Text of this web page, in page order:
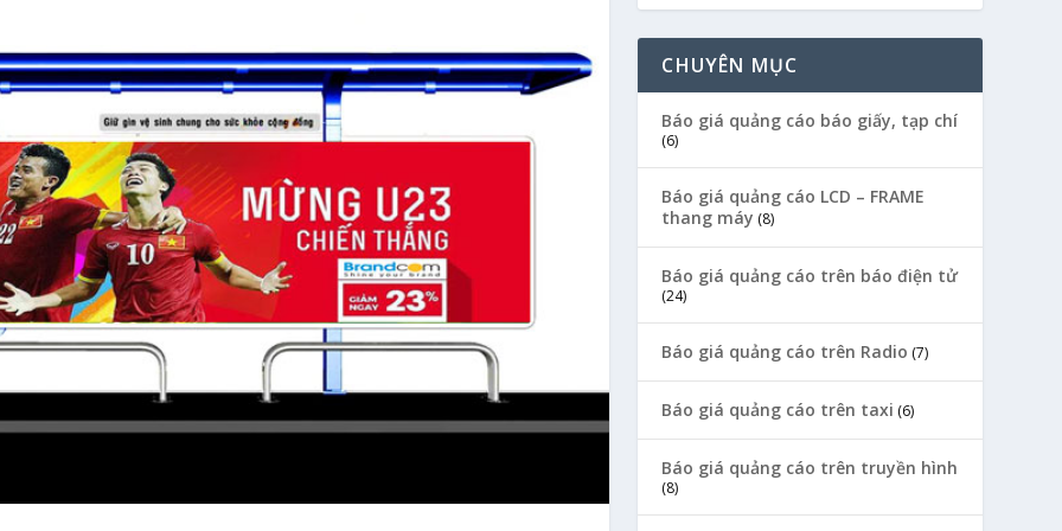
CHUYÊN MỤC
Báo giá quảng cáo báo giấy, tạp chí
(6)
Báo giá quảng cáo LCD – FRAME
thang máy (8)
Báo giá quảng cáo trên báo điện tử
(24)
Báo giá quảng cáo trên Radio (7)
Báo giá quảng cáo trên taxi (6)
Báo giá quảng cáo trên truyền hình
(8)